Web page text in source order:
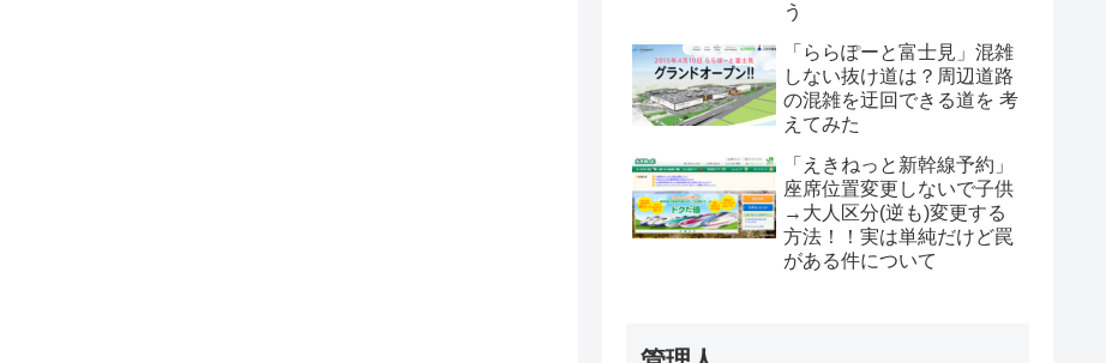
う
「ららぽーと富士見」混雑
しない抜け道は？周辺道路
の混雑を迂回できる道を 考
えてみた
「えきねっと新幹線予約」
座席位置変更しないで子供
→大人区分(逆も)変更する
方法！！実は単純だけど罠
がある件について